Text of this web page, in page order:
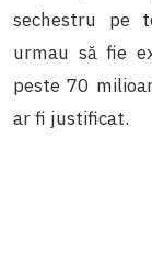
sechestru pe
urmau să fie
peste 70
ar fi justificat.